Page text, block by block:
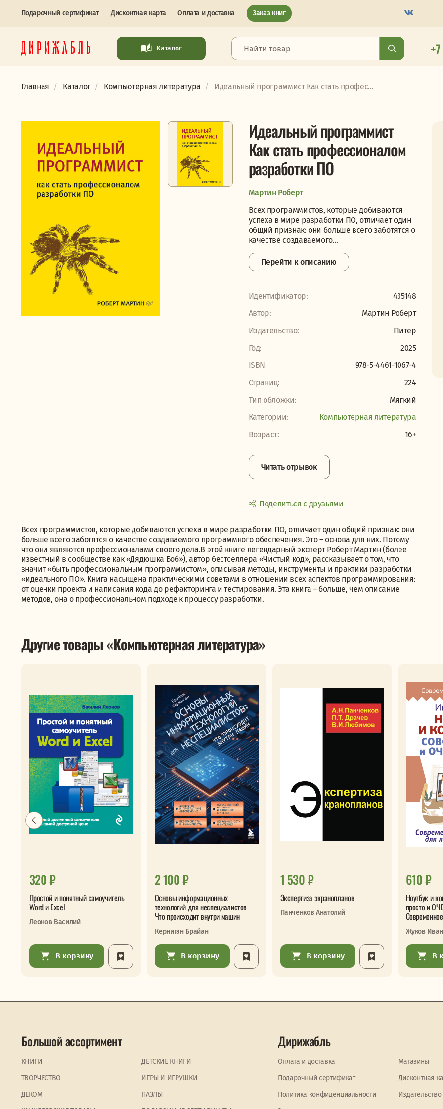
Подарочный сертификат Дисконтная карта Оплата и доставка Заказ книг
Каталог
Главная Каталог Компьютерная литература Идеальный программист Как стать профес...
Идеальный программист
Как стать профессионалом
разработки ПО
Мартин Роберт
Всех программистов, которые добиваются
успеха в мире разработки ПО, отличает один
общий признак: они больше всего заботятся о
качестве создаваемого...
Перейти к описанию
Идентификатор:
435148
Автор:
Мартин Роберт
Издательство:
Питер
Год:
2025
ISBN:
978-5-4461-1067-4
Страниц:
224
Тип обложки:
Мягкий
Категории:
Компьютерная литература
Возраст:
16+
Читать отрывок
Поделиться с друзьями
Всех программистов, которые добиваются успеха в мире разработки ПО, отличает один общий признак: они
больше всего заботятся о качестве создаваемого программного обеспечения. Это – основа для них. Потому
что они являются профессионалами своего дела.В этой книге легендарный эксперт Роберт Мартин (более
известный в сообществе как «Дядюшка Боб»), автор бестселлера «Чистый код», рассказывает о том, что
значит «быть профессиональным программистом», описывая методы, инструменты и практики разработки
«идеального ПО». Книга насыщена практическими советами в отношении всех аспектов программирования:
от оценки проекта и написания кода до рефакторинга и тестирования. Эта книга – больше, чем описание
методов, она о профессиональном подходе к процессу разработки.
Другие товары «Компьютерная литература»
320 ₽
Простой и понятный самоучитель
Word и Excel
Леонов Василий
В корзину
2 100 ₽
Основы информационных
технологий для неспециалистов
Что происходит внутри машин
Керниган Брайан
В корзину
1 530 ₽
Экспертиза экранопланов
Панченков Анатолий
В корзину
610 ₽
Ноутбук и
просто и
Жуков Иван
В
Большой ассортимент
КНИГИ
ДЕТСКИЕ КНИГИ
ТВОРЧЕСТВО
ИГРЫ И ИГРУШКИ
ДЕКОМ
ПАЗЛЫ
Дирижабль
Оплата и доставка
Магазины
Подарочный сертификат
Дисконтная
Политика конфиденциальности